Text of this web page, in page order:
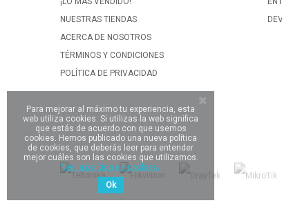
NUESTRAS TIENDAS
ACERCA DE NOSOTROS
TÉRMINOS Y CONDICIONES
POLÍTICA DE PRIVACIDAD
Para mejorar al máximo tu experiencia, esta
web utiliza cookies. Si utilizas la web significa
que estás de acuerdo con que usemos
cookies. Hemos publicado una nueva política
de cookies, que deberás leer para entender
mejor cuáles son las cookies que utilizamos.
Ver la política de cookies.
Ok